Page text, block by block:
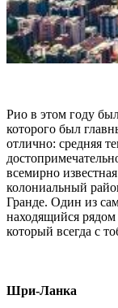
Рио в этом году
которого был
отлично: средняя
всемирно
колониальный
Гранде. Один из
находящийся
который всегда с
Шри-Ланка